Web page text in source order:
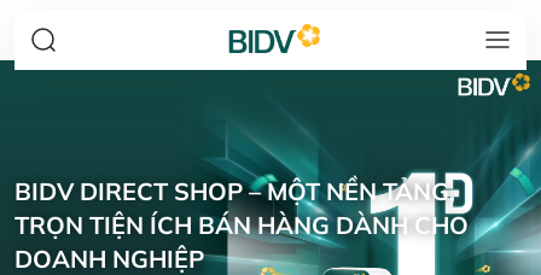
BIDV DIRECT SHOP – MỘT NỀN TẢNG,
TRỌN TIỆN ÍCH BÁN HÀNG DÀNH CHO
DOANH NGHIỆP